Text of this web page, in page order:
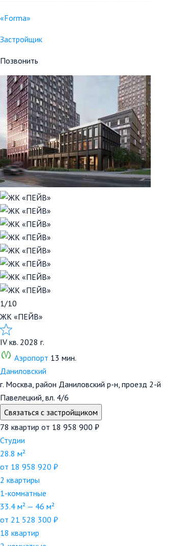
«Forma»
Застройщик
Позвонить
1/10
ЖК «ПЕЙВ»
IV кв. 2028 г.
Аэропорт 13 мин.
Даниловский
г. Москва, район Даниловский р-н, проезд 2-й
Павелецкий, вл. 4/6
Связаться с застройщиком
78 квартир от 18 958 900 ₽
Студии
28.8 м²
от 18 958 920 ₽
2 квартиры
1-комнатные
33.4 м² — 46 м²
от 21 528 300 ₽
18 квартир